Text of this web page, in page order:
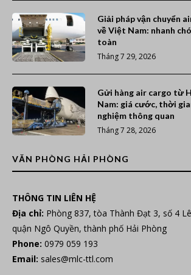
Giải pháp vận chuyển
về Việt Nam: nhanh
toàn
Tháng 7 29, 2026
Gửi hàng air cargo từ
Nam: giá cước, thời
nghiệm thông quan
Tháng 7 28, 2026
VĂN PHÒNG HẢI PHÒNG
THÔNG TIN LIÊN HỆ
Địa chỉ: Phòng 837, tòa Thành Đạt 3, số 4
quận Ngô Quyền, thành phố Hải Phòng
Phone: 0979 059 193
Email: sales@mlc-ttl.com